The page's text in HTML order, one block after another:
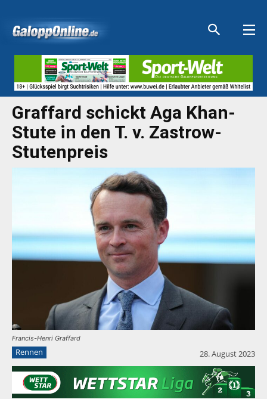
Graffard schickt Aga Khan-
Stute in den T. v. Zastrow-
Stutenpreis
Francis-Henri Graffard
Rennen 28. August 2023